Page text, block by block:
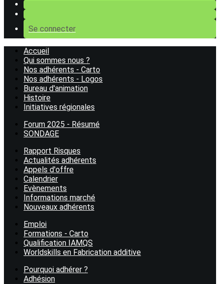
Se connecter
Accueil
Qui sommes nous ?
Nos adhérents - Carto
Nos adhérents - Logos
Bureau d'animation
Histoire
Initiatives régionales
Forum 2025 - Résumé
SONDAGE
Rapport Risques
Actualités adhérents
Appels d'offre
Calendrier
Evènements
Informations marché
Nouveaux adhérents
Emploi
Formations - Carto
Qualification IAMQS
Worldskills en Fabrication additive
Pourquoi adhérer ?
Adhésion